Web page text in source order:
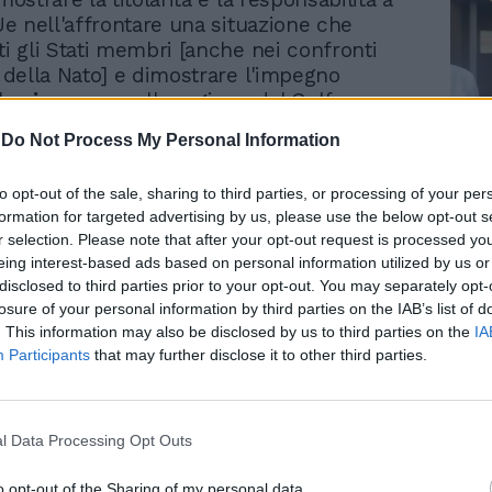
Do Not Process My Personal Information
opt-out of the sale, sharing to third parties, or processing of your
for targeted advertising by us, please use the below opt-out
selection. Please note that after your opt-out request is processed
interest-based ads based on personal information utilized by us
to third parties prior to your opt-out. You may separately
of your personal information by third parties on the IAB’s list of
This information may also be disclosed by us to third parties on the
Participants that may further disclose it to other third parties.
Data Processing Opt Outs
nell'affrontare una situazione che
gli Stati membri [anche nei confronti
Nato] e dimostrare l'impegno
sicurezzanella regione del Golfo;
attraverso i costi comuni
giuridico: fornire una base giuridica Ue
applicabile (mandato
Stati membri disposti a impegnare
di sminamento consisterebbe nel
presenza di mine lungo le rotte
Pur mantenendo una struttura di
controllo (C2) distinta per l'operazione
generale operativo, Larissa), l'Ue
nel coordinamento politico
Rudy Giuliani a Come States?
Trump, Meloni e la strategia
americana